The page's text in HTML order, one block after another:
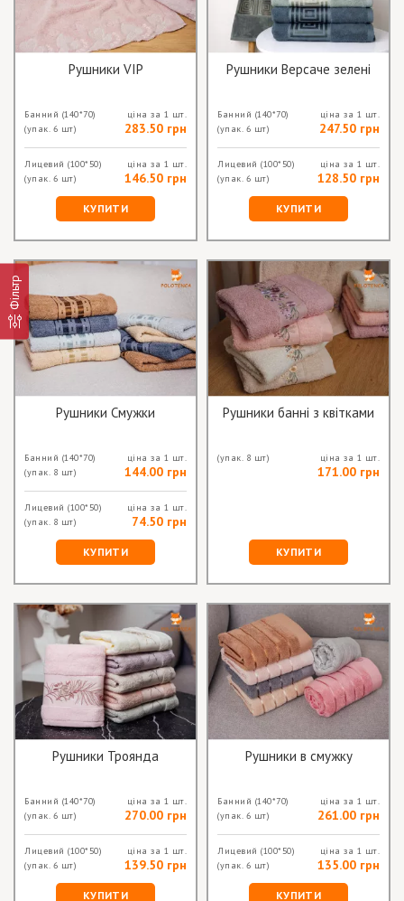
Фільтр
Рушники VIP
Банний (140*70)
(упак. 6 шт)
ціна за 1 шт.
283.50 грн
Лицевий (100*50)
(упак. 6 шт)
ціна за 1 шт.
146.50 грн
КУПИТИ
Рушники Версаче зелені
Банний (140*70)
(упак. 6 шт)
ціна за 1 шт.
247.50 грн
Лицевий (100*50)
(упак. 6 шт)
ціна за 1 шт.
128.50 грн
КУПИТИ
Рушники Смужки
Банний (140*70)
(упак. 8 шт)
ціна за 1 шт.
144.00 грн
Лицевий (100*50)
(упак. 8 шт)
ціна за 1 шт.
74.50 грн
КУПИТИ
Рушники банні з квітками
(упак. 8 шт) ціна за 1 шт.
171.00 грн
КУПИТИ
Рушники Троянда
Банний (140*70)
(упак. 6 шт)
ціна за 1 шт.
270.00 грн
Лицевий (100*50)
(упак. 6 шт)
ціна за 1 шт.
139.50 грн
КУПИТИ
Рушники в смужку
Банний (140*70)
(упак. 6 шт)
ціна за 1 шт.
261.00 грн
Лицевий (100*50)
(упак. 6 шт)
ціна за 1 шт.
135.00 грн
КУПИТИ